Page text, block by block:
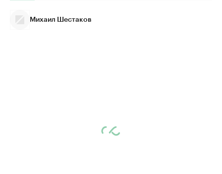
Михаил Шестаков